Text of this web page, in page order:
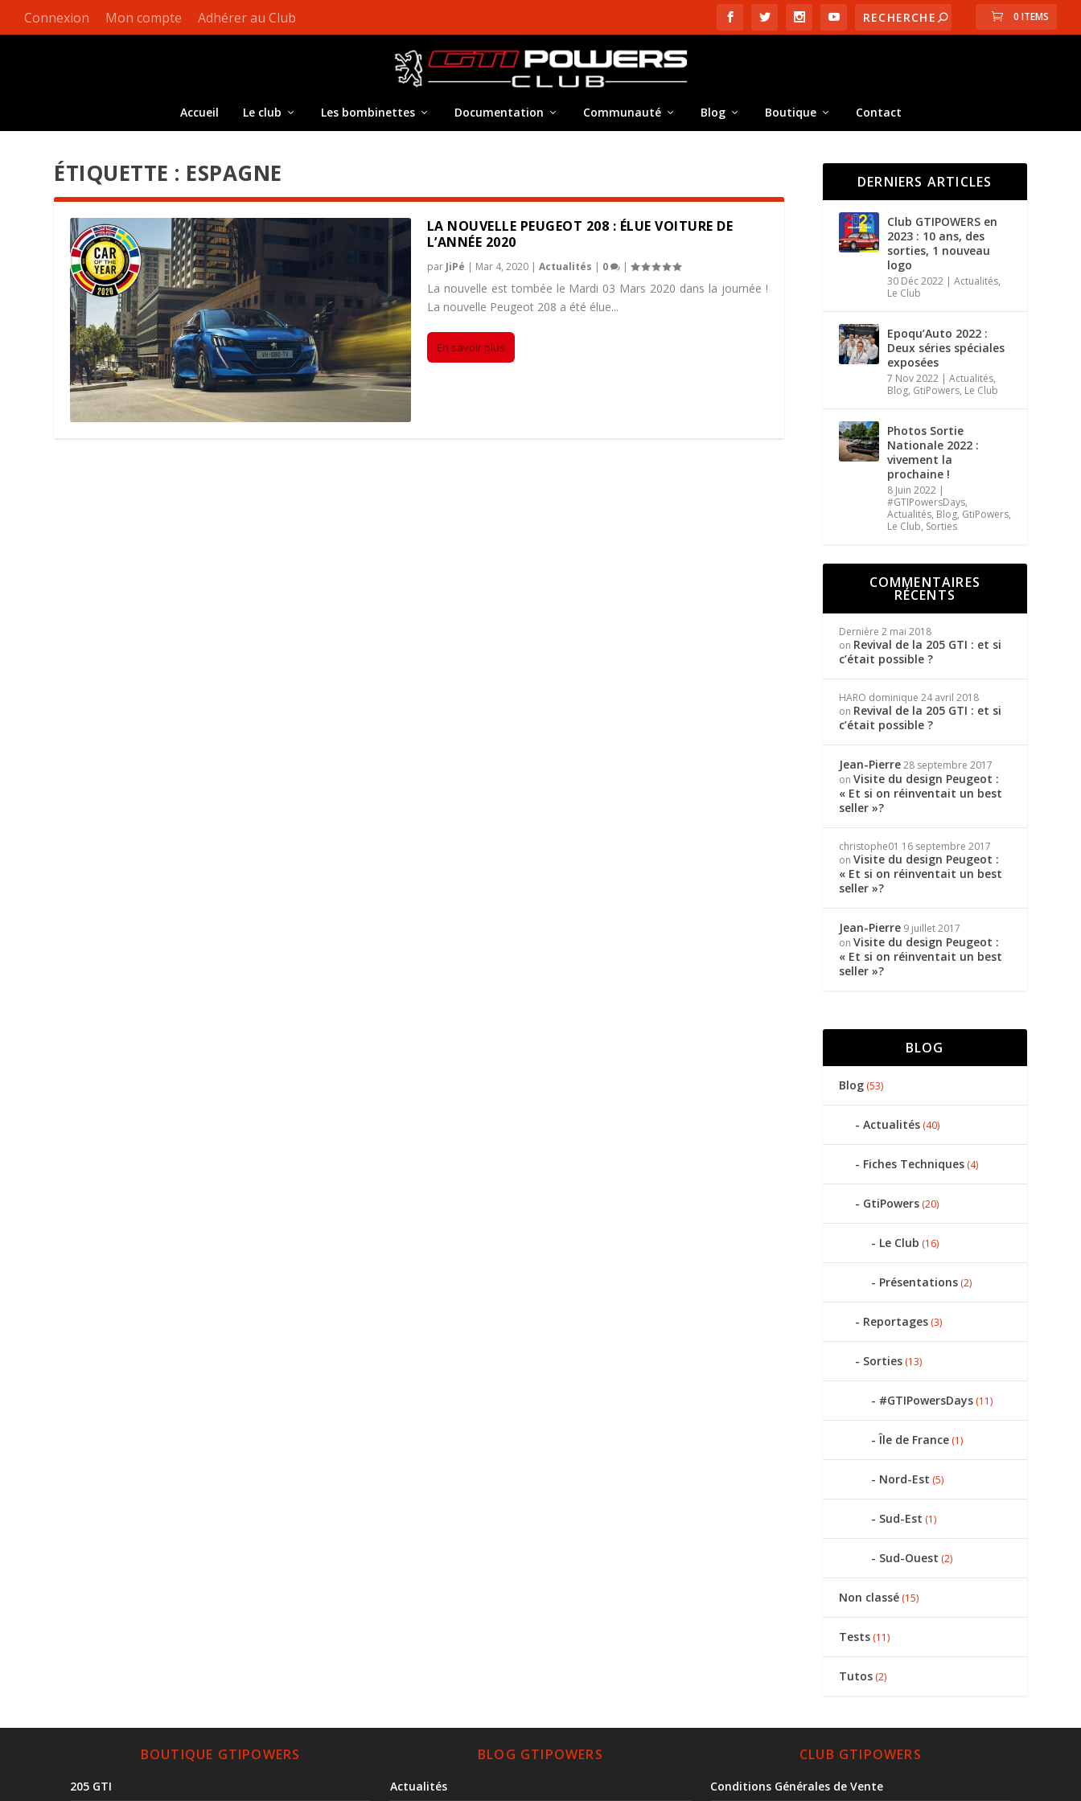
Connexion Mon compte Adhérer au Club 0 ITEMS
Accueil Le club Les bombinettes Documentation Communauté Blog Boutique Contact
ÉTIQUETTE : ESPAGNE
LA NOUVELLE PEUGEOT 208 : ÉLUE VOITURE DE
L’ANNÉE 2020
par JiPé | Mar 4, 2020| Actualités | 0 |
La nouvelle est tombée le Mardi 03 Mars 2020 dans la journée !
La nouvelle Peugeot 208 a été élue...
En savoir plus
DERNIERS ARTICLES
Club GTIPOWERS en
2023 : 10 ans, des
sorties, 1 nouveau
logo
30 Déc 2022| Actualités,
Le Club
Epoqu’Auto 2022 :
Deux séries spéciales
exposées
7 Nov 2022| Actualités,
Blog, GtiPowers, Le Club
Photos Sortie
Nationale 2022 :
vivement la
prochaine !
8 Juin 2022|
#GTIPowersDays,
Actualités, Blog, GtiPowers,
Le Club, Sorties
COMMENTAIRES
RÉCENTS
Dernière 2 mai 2018
on Revival de la 205 GTI : et si
c’était possible ?
HARO dominique 24 avril 2018
on Revival de la 205 GTI : et si
c’était possible ?
Jean-Pierre28 septembre 2017
on Visite du design Peugeot :
« Et si on réinventait un best
seller »?
christophe01 16 septembre 2017
on Visite du design Peugeot :
« Et si on réinventait un best
seller »?
Jean-Pierre 9 juillet 2017
on Visite du design Peugeot :
« Et si on réinventait un best
seller »?
BLOG
Blog(53)
Actualités(40)
Fiches Techniques(4)
GtiPowers(20)
Le Club (16)
Présentations(2)
Reportages(3)
Sorties(13)
#GTIPowersDays(11)
Île de France(1)
Nord-Est (5)
Sud-Est (1)
Sud-Ouest (2)
Non classé(15)
Tests(11)
Tutos(2)
BOUTIQUE GTIPOWERS
205 GTI
BLOG GTIPOWERS
Actualités
CLUB GTIPOWERS
Conditions Générales de Vente